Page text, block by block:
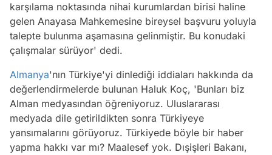
karşılama noktasında nihai kurumlardan birisi haline
gelen Anayasa Mahkemesine bireysel başvuru yoluyla
talepte bulunma aşamasına gelinmiştir. Bu konudaki
çalışmalar sürüyor' dedi.
Almanya'nın Türkiye'yi dinlediği iddiaları hakkında da
değerlendirmelerde bulunan Haluk Koç, 'Bunları biz
Alman medyasından öğreniyoruz. Uluslararası
medyada dile getirildikten sonra Türkiyeye
yansımalarını görüyoruz. Türkiyede böyle bir haber
yapma hakkı var mı? Maalesef yok. Dışişleri Bakanı,